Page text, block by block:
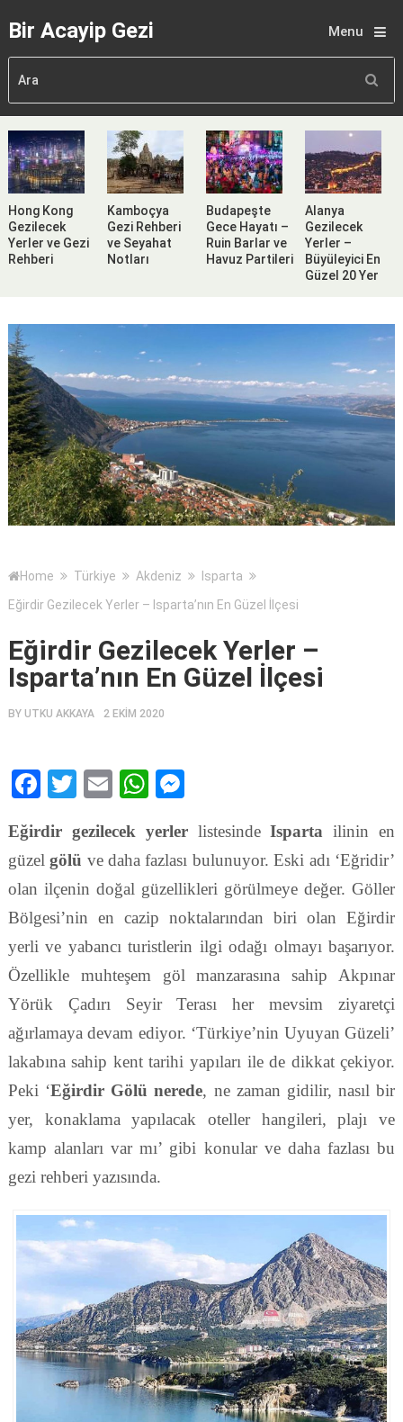
Bir Acayip Gezi Menu
Hong Kong
Gezilecek
Yerler ve Gezi
Rehberi
Kamboçya
Gezi Rehberi
ve Seyahat
Notları
Budapeşte
Gece Hayatı –
Ruin Barlar ve
Havuz Partileri
Alanya
Gezilecek
Yerler –
Büyüleyici En
Güzel 20 Yer
Home Türkiye Akdeniz
Isparta
Eğirdir Gezilecek Yerler – Isparta’nın En Güzel İlçesi
Eğirdir Gezilecek Yerler –
Isparta’nın En Güzel İlçesi
BY UTKU AKKAYA 2 EKIM 2020
Facebook
TwitterEmailWhatsApp
Eğirdir gezilecek yerlerlistesindeIsparta ilinin en
güzelgölü ve daha fazlası bulunuyor. Eski adı ‘Eğridir’
olan ilçenin doğal güzellikleri görülmeye değer. Göller
Bölgesi’nin en cazip noktalarından biri olan Eğirdir
yerli ve yabancı turistlerin ilgi odağı olmayı başarıyor.
Özellikle muhteşem göl manzarasına sahip Akpınar
Yörük Çadırı Seyir Terası her mevsim ziyaretçi
ağırlamaya devam ediyor. ‘Türkiye’nin Uyuyan Güzeli’
lakabına sahip kent tarihi yapıları ile de dikkat çekiyor.
Peki ‘Eğirdir Gölü nerede, ne zaman gidilir, nasıl bir
yer, konaklama yapılacak oteller hangileri, plajı ve
kamp alanları var mı’ gibi konular ve daha fazlası bu
gezi rehberi yazısında.